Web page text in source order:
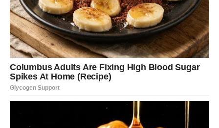
60 g tamne čokolade
1 žličica maslaca
Za preljev:
60 g tamne čokolade